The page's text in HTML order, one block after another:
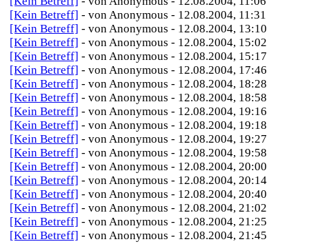
[Kein Betreff] - von Anonymous - 12.08.2004, 11:31
[Kein Betreff] - von Anonymous - 12.08.2004, 13:10
[Kein Betreff] - von Anonymous - 12.08.2004, 15:02
[Kein Betreff] - von Anonymous - 12.08.2004, 15:17
[Kein Betreff] - von Anonymous - 12.08.2004, 17:46
[Kein Betreff] - von Anonymous - 12.08.2004, 18:28
[Kein Betreff] - von Anonymous - 12.08.2004, 18:58
[Kein Betreff] - von Anonymous - 12.08.2004, 19:16
[Kein Betreff] - von Anonymous - 12.08.2004, 19:18
[Kein Betreff] - von Anonymous - 12.08.2004, 19:27
[Kein Betreff] - von Anonymous - 12.08.2004, 19:58
[Kein Betreff] - von Anonymous - 12.08.2004, 20:00
[Kein Betreff] - von Anonymous - 12.08.2004, 20:14
[Kein Betreff] - von Anonymous - 12.08.2004, 20:40
[Kein Betreff] - von Anonymous - 12.08.2004, 21:02
[Kein Betreff] - von Anonymous - 12.08.2004, 21:25
[Kein Betreff] - von Anonymous - 12.08.2004, 21:45